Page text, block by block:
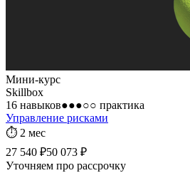
Мини-курс
Skillbox
16 навыков●●●○○ практика
Управление рисками
⏱ 2 мес
27 540 ₽50 073 ₽
Уточняем про рассрочку